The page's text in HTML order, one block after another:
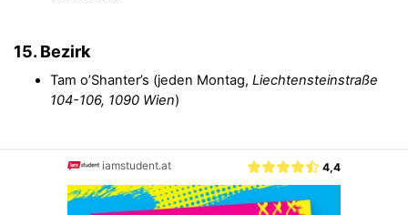
15. Bezirk
Tam o’Shanter’s (jeden Montag, Liechtensteinstraße
104-106, 1090 Wien)